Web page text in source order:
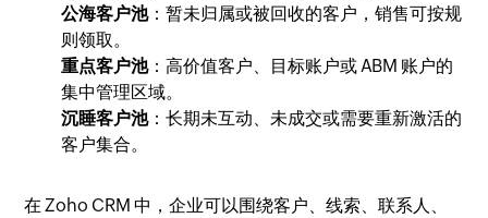
公海客户池：暂未归属或被回收的客户，销售可按规
则领取。
重点客户池：高价值客户、目标账户或 ABM 账户的
集中管理区域。
沉睡客户池：长期未互动、未成交或需要重新激活的
客户集合。
在 Zoho CRM 中，企业可以围绕客户、线索、联系人、